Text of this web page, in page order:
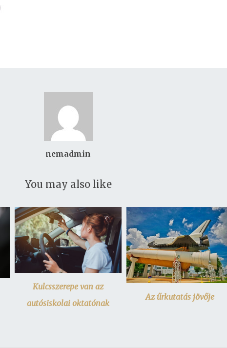
nemadmin
You may also like
Kulcsszerepe van az
autósiskolai oktatónak
Az űrkutatás jövője